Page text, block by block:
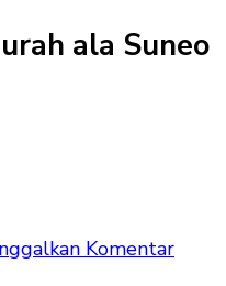
ala Suneo
Komentar